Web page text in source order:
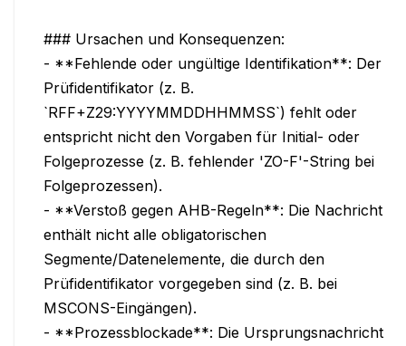
### Ursachen und Konsequenzen:
- **Fehlende oder ungültige Identifikation**: Der
Prüfidentifikator (z. B.
`RFF+Z29:YYYYMMDDHHMMSS`) fehlt oder
entspricht nicht den Vorgaben für Initial- oder
Folgeprozesse (z. B. fehlender 'ZO-F'-String bei
Folgeprozessen).
- **Verstoß gegen AHB-Regeln**: Die Nachricht
enthält nicht alle obligatorischen
Segmente/Datenelemente, die durch den
Prüfidentifikator vorgegeben sind (z. B. bei
MSCONS-Eingängen).
- **Prozessblockade**: Die Ursprungsnachricht